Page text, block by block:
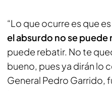
“Lo que ocurre es que
el absurdo no se puede
puede rebatir. No te
bueno, pues ya dirán lo
General Pedro Garrido,